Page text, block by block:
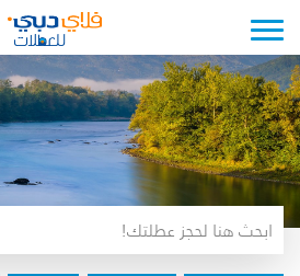
Toggle navigation